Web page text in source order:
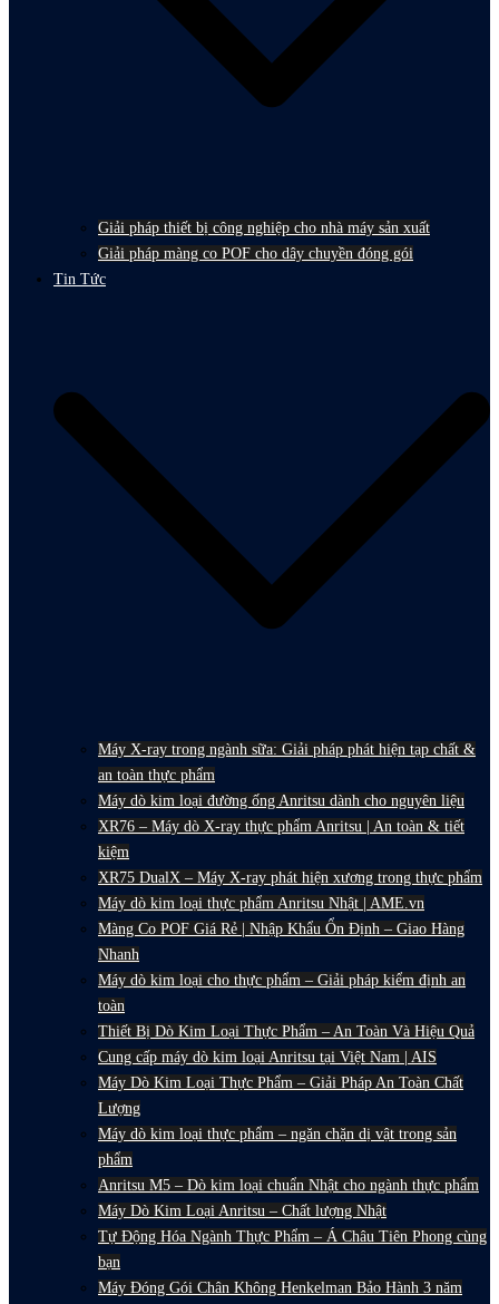
Giải pháp thiết bị công nghiệp cho nhà máy sản xuất
Giải pháp màng co POF cho dây chuyền đóng gói
Tin Tức
Máy X-ray trong ngành sữa: Giải pháp phát hiện tạp chất &
an toàn thực phẩm
Máy dò kim loại đường ống Anritsu dành cho nguyên liệu
XR76 – Máy dò X-ray thực phẩm Anritsu | An toàn & tiết
kiệm
XR75 DualX – Máy X-ray phát hiện xương trong thực phẩm
Máy dò kim loại thực phẩm Anritsu Nhật | AME.vn
Màng Co POF Giá Rẻ | Nhập Khẩu Ổn Định – Giao Hàng
Nhanh
Máy dò kim loại cho thực phẩm – Giải pháp kiểm định an
toàn
Thiết Bị Dò Kim Loại Thực Phẩm – An Toàn Và Hiệu Quả
Cung cấp máy dò kim loại Anritsu tại Việt Nam | AIS
Máy Dò Kim Loại Thực Phẩm – Giải Pháp An Toàn Chất
Lượng
Máy dò kim loại thực phẩm – ngăn chặn dị vật trong sản
phẩm
Anritsu M5 – Dò kim loại chuẩn Nhật cho ngành thực phẩm
Máy Dò Kim Loại Anritsu – Chất lượng Nhật
Tự Động Hóa Ngành Thực Phẩm – Á Châu Tiên Phong cùng
bạn
Máy Đóng Gói Chân Không Henkelman Bảo Hành 3 năm